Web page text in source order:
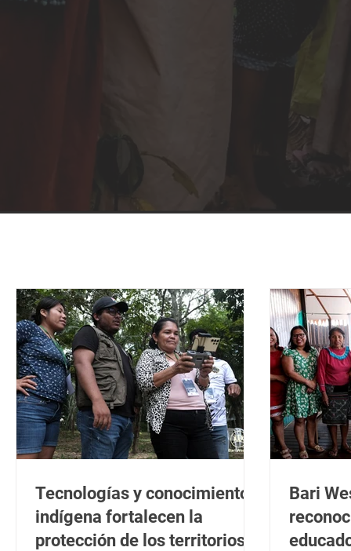
Tecnologías y conocimiento
indígena fortalecen la
protección de los territorios
Bari